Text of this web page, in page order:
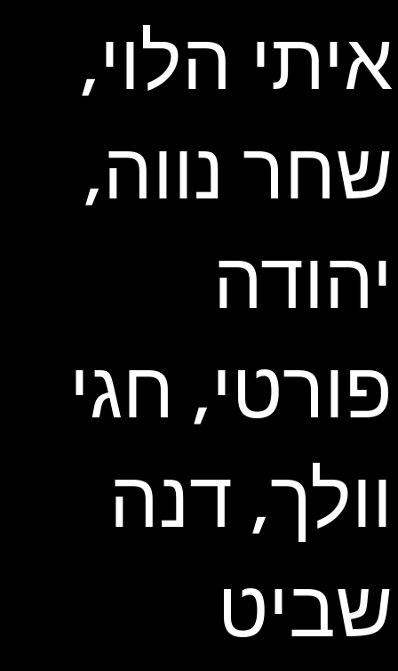
איתי הלוי,
שחר נווה,
יהודה
פורטי, חגי
וולך, דנה
שביט